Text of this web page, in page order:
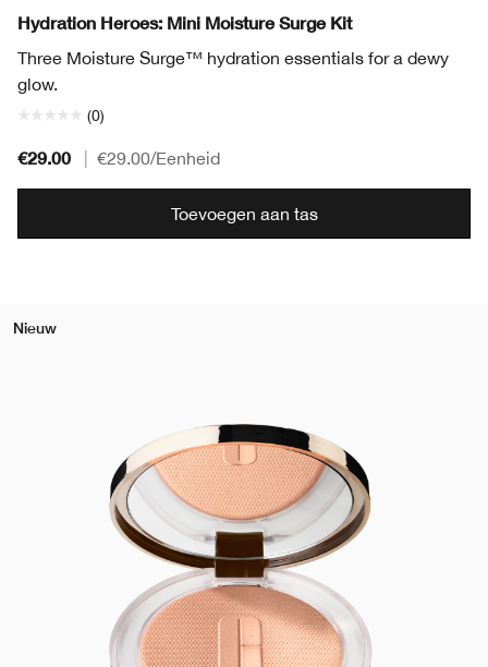
Hydration Heroes: Mini Moisture Surge Kit
Three Moisture Surge™ hydration essentials for a dewy
glow.
(0)
€29.00 €29.00/Eenheid
Toevoegen aan tas
Nieuw